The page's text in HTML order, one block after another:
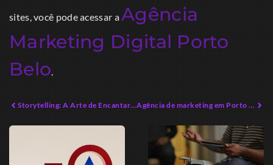
sites, você pode acessar aAgência
Marketing Digital Porto
Belo.
Storytelling: A Arte de Encantar e Conectar Agência de marketing em Porto Belo: Oportunidades de Crescimento Contemporâneo